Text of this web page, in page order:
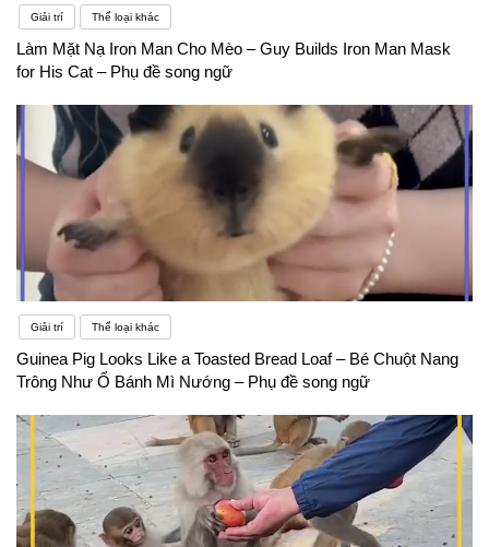
Giải trí Thể loại khác
Làm Mặt Nạ Iron Man Cho Mèo – Guy Builds Iron Man Mask
for His Cat – Phụ đề song ngữ
Giải trí Thể loại khác
Guinea Pig Looks Like a Toasted Bread Loaf – Bé Chuột Nang
Trông Như Ổ Bánh Mì Nướng – Phụ đề song ngữ